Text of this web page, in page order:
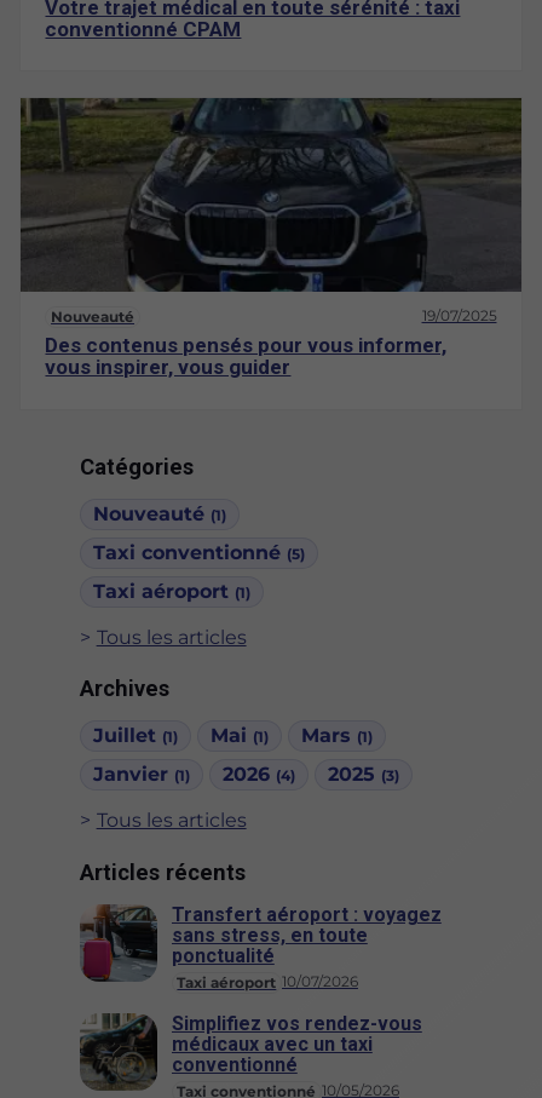
Catégories
Nouveauté (1)
Taxi conventionné (5)
Taxi aéroport (1)
Tous les articles
Archives
Juillet (1) Mai (1) Mars (1)
Janvier (1) 2026 (4) 2025 (3)
Tous les articles
Articles récents
Taxi aéroport 10/07/2026
Transfert aéroport : voyagez
sans stress, en toute
ponctualité
Taxi conventionné 10/05/2026
Simplifiez vos rendez-vous
médicaux avec un taxi
conventionné
Votre trajet médical en toute sérénité : taxi
conventionné CPAM
Nouveauté 19/07/2025
Des contenus pensés pour vous informer,
vous inspirer, vous guider